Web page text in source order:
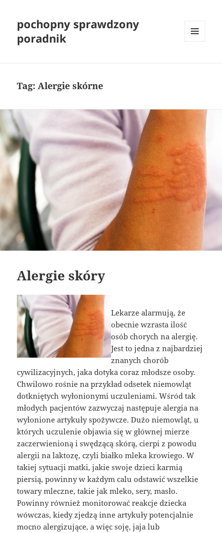
pochopny sprawdzony
poradnik
Tag:Alergie skórne
Alergie skóry
Lekarze alarmują, że
obecnie wzrasta ilość
osób chorych na alergię.
Jest to jedna z najbardziej
znanych chorób
cywilizacyjnych, jaka dotyka coraz młodsze osoby.
Chwilowo rośnie na przykład odsetek niemowląt
dotkniętych wyłonionymi uczuleniami. Wśród tak
młodych pacjentów zazwyczaj następuje alergia na
wyłonione artykuły spożywcze. Dużo niemowląt, u
których uczulenie objawia się w głównej mierze
zaczerwienioną i swędzącą skórą, cierpi z powodu
alergii na laktozę, czyli białko mleka krowiego. W
takiej sytuacji matki, jakie swoje dzieci karmią
piersią, powinny w każdym calu odstawić wszelkie
towary mleczne, takie jak mleko, sery, masło.
Powinny również monitorować reakcje dziecka
wówczas, kiedy zjedzą inne artykuły potencjalnie
mocno alergizujące, a więc soję, jaja lub